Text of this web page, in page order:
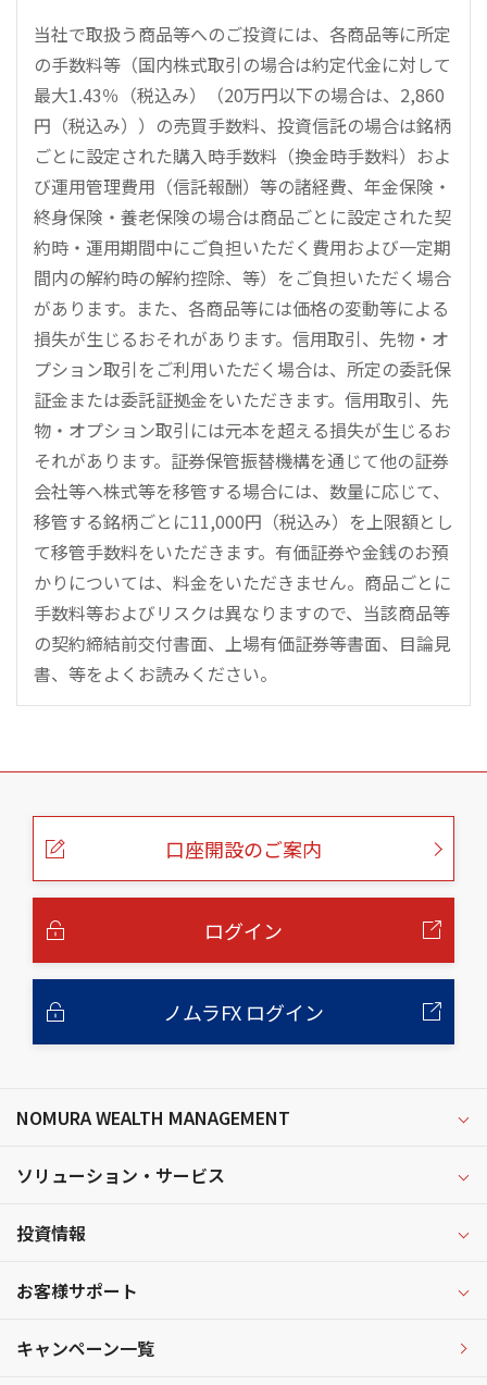
当社で取扱う商品等へのご投資には、各商品等に所定
の手数料等（国内株式取引の場合は約定代金に対して
最大1.43％（税込み）（20万円以下の場合は、2,860
円（税込み））の売買手数料、投資信託の場合は銘柄
ごとに設定された購入時手数料（換金時手数料）およ
び運用管理費用（信託報酬）等の諸経費、年金保険・
終身保険・養老保険の場合は商品ごとに設定された契
約時・運用期間中にご負担いただく費用および一定期
間内の解約時の解約控除、等）をご負担いただく場合
があります。また、各商品等には価格の変動等による
損失が生じるおそれがあります。信用取引、先物・オ
プション取引をご利用いただく場合は、所定の委託保
証金または委託証拠金をいただきます。信用取引、先
物・オプション取引には元本を超える損失が生じるお
それがあります。証券保管振替機構を通じて他の証券
会社等へ株式等を移管する場合には、数量に応じて、
移管する銘柄ごとに11,000円（税込み）を上限額とし
て移管手数料をいただきます。有価証券や金銭のお預
かりについては、料金をいただきません。商品ごとに
手数料等およびリスクは異なりますので、当該商品等
の契約締結前交付書面、上場有価証券等書面、目論見
書、等をよくお読みください。
こ
口座開設のご案内
ログイン
ノムラFX ログイン
NOMURA WEALTH MANAGEMENT
ソリューション・サービス
投資情報
お客様サポート
キャンペーン一覧